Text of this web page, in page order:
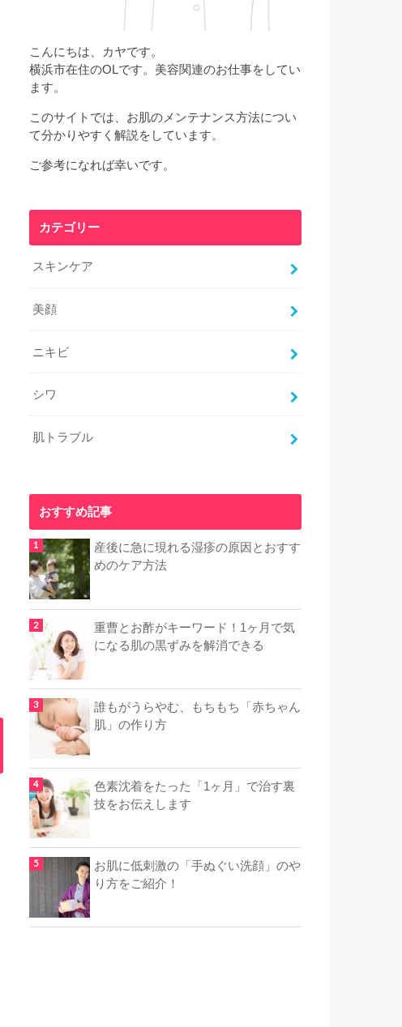
こんにちは、カヤです。
横浜市在住のOLです。美容関連のお仕事をしてい
ます。
このサイトでは、お肌のメンテナンス方法につい
て分かりやすく解説をしています。
ご参考になれば幸いです。
カテゴリー
スキンケア
美顔
ニキビ
シワ
肌トラブル
おすすめ記事
産後に急に現れる湿疹の原因とおすす
めのケア方法
重曹とお酢がキーワード！1ヶ月で気
になる肌の黒ずみを解消できる
誰もがうらやむ、もちもち「赤ちゃん
肌」の作り方
色素沈着をたった「1ヶ月」で治す裏
技をお伝えします
お肌に低刺激の「手ぬぐい洗顔」のや
り方をご紹介！